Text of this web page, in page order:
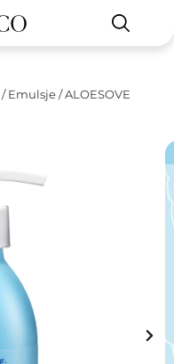
/Emulsje/ ALOESOVE